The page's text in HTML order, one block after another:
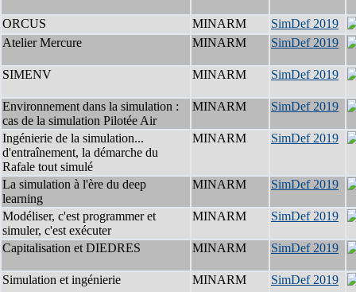
ORCUS MINARM
SimDef 2019
Atelier Mercure
MINARM SimDef 2019
SIMENV MINARM SimDef 2019
Environnement dans la simulation :
cas de la simulation Pilotée Air
MINARM SimDef 2019
Ingénierie de la simulation...
d'entraînement, la démarche du
Rafale tout simulé
MINARM SimDef 2019
La simulation à l'ère du deep
learning
MINARM SimDef 2019
Modéliser, c'est programmer et
simuler, c'est exécuter
MINARM SimDef 2019
Capitalisation et DIEDRES MINARM SimDef 2019
Simulation et ingénierie MINARM SimDef 2019